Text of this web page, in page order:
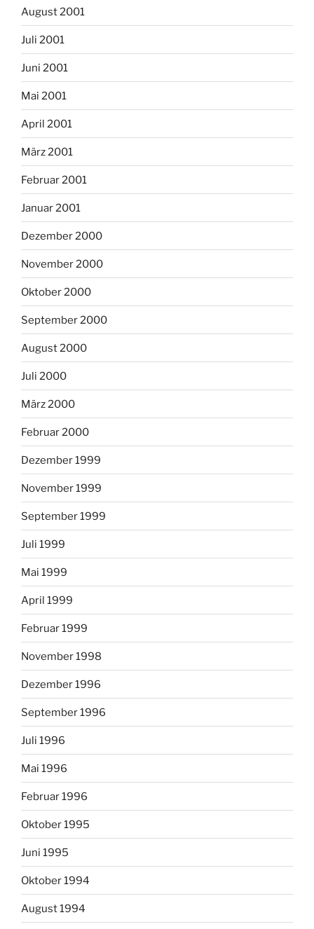
August 2001
Juli 2001
Juni 2001
Mai 2001
April 2001
März 2001
Februar 2001
Januar 2001
Dezember 2000
November 2000
Oktober 2000
September 2000
August 2000
Juli 2000
März 2000
Februar 2000
Dezember 1999
November 1999
September 1999
Juli 1999
Mai 1999
April 1999
Februar 1999
November 1998
Dezember 1996
September 1996
Juli 1996
Mai 1996
Februar 1996
Oktober 1995
Juni 1995
Oktober 1994
August 1994